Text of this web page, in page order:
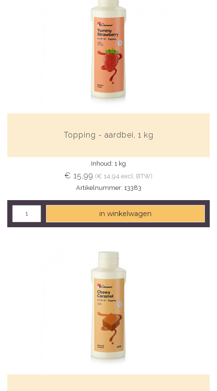
Topping - aardbei, 1 kg
Inhoud: 1 kg
€ 15,99 (€ 14,94 excl. BTW)
Artikelnummer: 13383
in winkelwagen